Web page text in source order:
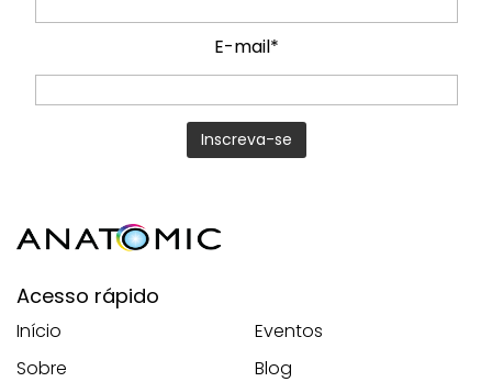
E-mail*
Acesso rápido
Início
Sobre
Eventos
Blog